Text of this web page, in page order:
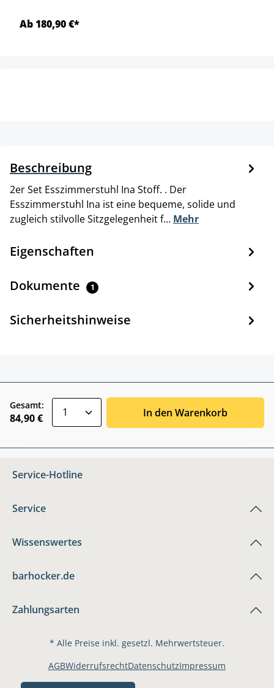
Ab 180,90 €*
Beschreibung
2er Set Esszimmerstuhl Ina Stoff. . Der
Esszimmerstuhl Ina ist eine bequeme, solide und
zugleich stilvolle Sitzgelegenheit f… Mehr
Eigenschaften
Dokumente 1
Sicherheitshinweise
Gesamt:
84,90 € In den Warenkorb
Service-Hotline
Service
Wissenswertes
barhocker.de
Zahlungsarten
* Alle Preise inkl. gesetzl. Mehrwertsteuer.
AGBWiderrufsrechtDatenschutzImpressum